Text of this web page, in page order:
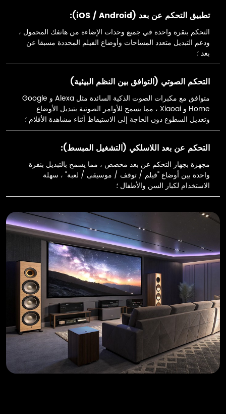
تطبيق التحكم عن بعد (iOS / Android):
التحكم بنقرة واحدة في جميع وحدات الإضاءة من هاتفك المحمول ،
ودعم التبديل متعدد المساحات وأوضاع الفيلم المحددة مسبقا عن
بعد ؛
التحكم الصوتي (التوافق بين النظم البيئية)
متوافق مع مكبرات الصوت الذكية السائدة مثل Alexa و Google
Home و Xiaoai ، مما يسمح للأوامر الصوتية بتبديل الأوضاع
وتعديل السطوع دون الحاجة إلى الاستيقاظ أثناء مشاهدة الأفلام ؛
التحكم عن بعد اللاسلكي (التشغيل المبسط):
مجهزة بجهاز التحكم عن بعد مخصص ، مما يسمح بالتبديل بنقرة
واحدة بين أوضاع "فيلم / توقف / موسيقى / لعبة" ، سهلة
الاستخدام لكبار السن والأطفال ؛